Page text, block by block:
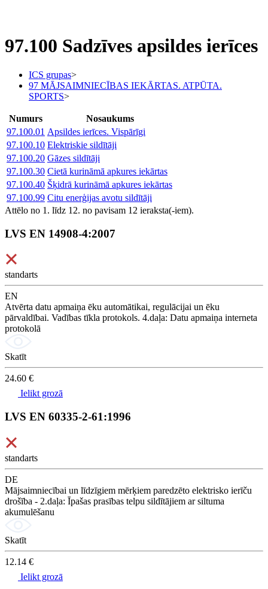
97.100 Sadzīves apsildes ierīces
ICS grupas>
97 MĀJSAIMNIECĪBAS IEKĀRTAS. ATPŪTA.
SPORTS>
Numurs
Nosaukums
97.100.01 Apsildes ierīces. Vispārīgi
97.100.10 Elektriskie sildītāji
97.100.20 Gāzes sildītāji
97.100.30 Cietā kurināmā apkures iekārtas
97.100.40 Šķidrā kurināmā apkures iekārtas
97.100.99 Citu enerģijas avotu sildītāji
Attēlo no 1. līdz 12. no pavisam 12 ieraksta(-iem).
LVS EN 14908-4:2007
standarts
EN
Atvērta datu apmaiņa ēku automātikai, regulācijai un ēku
pārvaldībai. Vadības tīkla protokols. 4.daļa: Datu apmaiņa interneta
protokolā
Skatīt
24.60 €
Ielikt grozā
LVS EN 60335-2-61:1996
standarts
DE
Mājsaimniecībai un līdzīgiem mērķiem paredzēto elektrisko ierīču
drošība - 2.daļa: Īpašas prasības telpu sildītājiem ar siltuma
akumulēšanu
Skatīt
12.14 €
Ielikt grozā